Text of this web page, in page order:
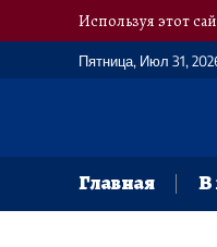
Используя этот
Пятница, Июл 31,
Главная В